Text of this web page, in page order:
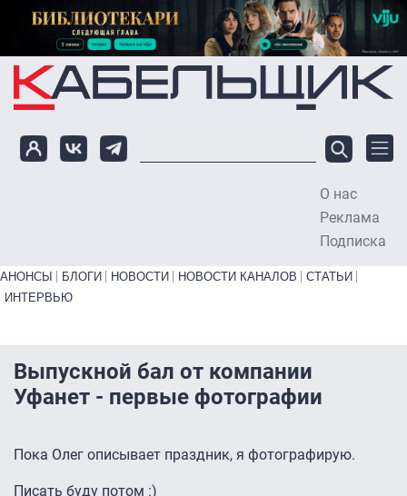
Перейти к основному содержанию
О нас
Реклама
Подписка
Primary links bottom
АНОНСЫ БЛОГИ НОВОСТИ НОВОСТИ КАНАЛОВ
СТАТЬИ
ИНТЕРВЬЮ
Выпускной бал от компании
Уфанет - первые фотографии
Пока Олег описывает праздник, я фотографирую.
Писать буду потом :)